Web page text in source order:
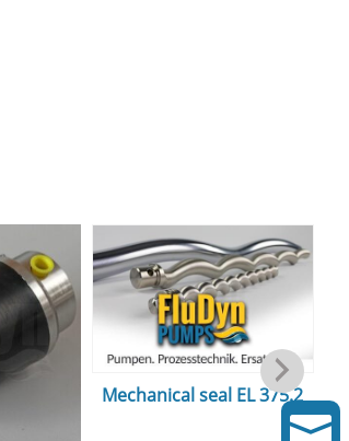
Mechanical seal EL 375.2
